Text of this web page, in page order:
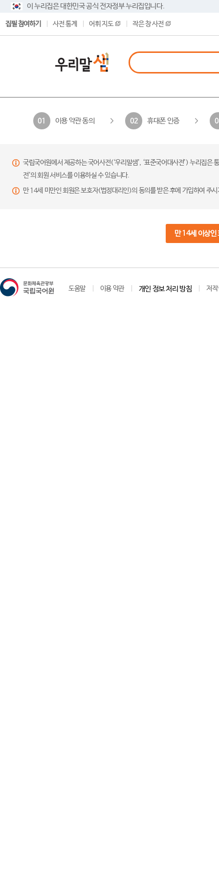
이 누리집은 대한민국 공식 전자정부 누리집입니다.
집필 참여하기 사전 통계 어휘 지도 작은 창 사전
01 이용 약관 동의 02 휴대폰 인증
국립국어원에서 제공하는 국어사전(‘우리말샘’, ‘표준국어대사전’) 누리집
전’의 회원 서비스를 이용하실 수 있습니다.
만 14세 미만인 회원은 보호자(법정대리인)의 동의를 받은 후에 가입하여 주
만 14세 이상인
도움말 이용 약관 개인 정보 처리 방침 저